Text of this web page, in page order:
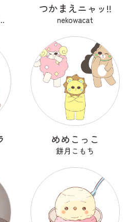
わアワアワ
つかまえニャッ!!
nekowacat
めめこっこ
餅月こもち